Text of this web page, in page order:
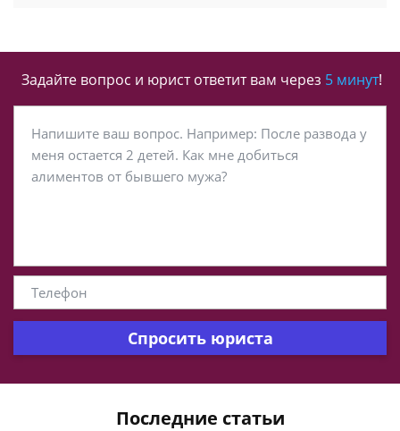
Задайте вопрос и юрист ответит вам через 5 минут!
Спросить юриста
Последние статьи